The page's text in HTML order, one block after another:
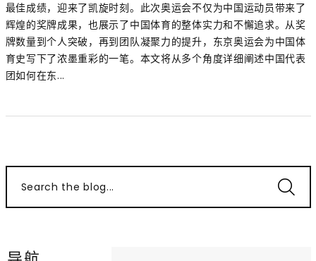
最佳成绩，迎来了凯旋时刻。此次奥运会不仅为中国运动员带来了
辉煌的奖牌成果，也展示了中国体育的整体实力和不懈追求。从奖
牌数量到个人突破，再到团队凝聚力的提升，东京奥运会为中国体
育史写下了浓墨重彩的一笔。本文将从多个角度详细阐述中国代表
团如何在东...
Search the blog...